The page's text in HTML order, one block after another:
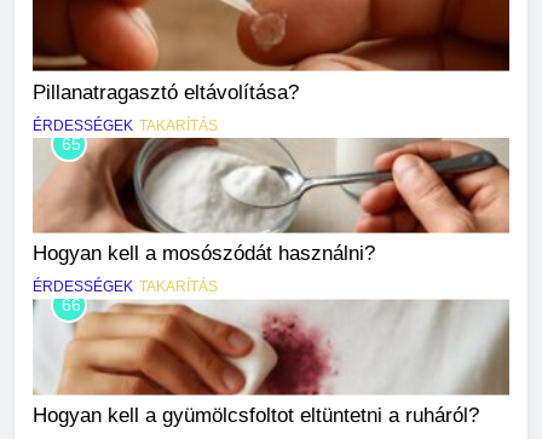
Pillanatragasztó eltávolítása?
ÉRDESSÉGEK TAKARÍTÁS
65
Hogyan kell a mosószódát használni?
ÉRDESSÉGEK TAKARÍTÁS
66
Hogyan kell a gyümölcsfoltot eltüntetni a ruháról?